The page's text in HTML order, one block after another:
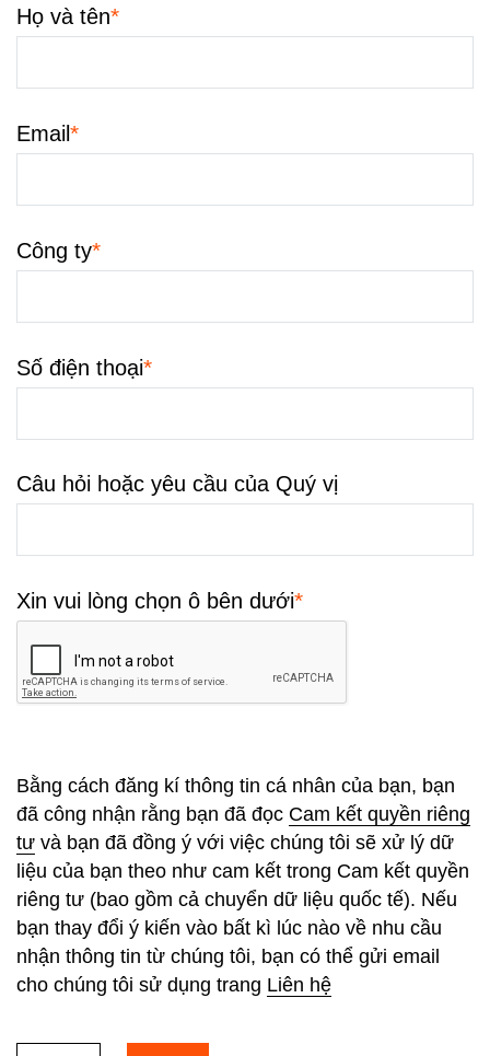
Họ và tên*
Email*
Công ty*
Số điện thoại*
Câu hỏi hoặc yêu cầu của Quý vị
Xin vui lòng chọn ô bên dưới*
Bằng cách đăng kí thông tin cá nhân của bạn, bạn
đã công nhận rằng bạn đã đọc Cam kết quyền riêng
tư và bạn đã đồng ý với việc chúng tôi sẽ xử lý dữ
liệu của bạn theo như cam kết trong Cam kết quyền
riêng tư (bao gồm cả chuyển dữ liệu quốc tế). Nếu
bạn thay đổi ý kiến vào bất kì lúc nào về nhu cầu
nhận thông tin từ chúng tôi, bạn có thể gửi email
cho chúng tôi sử dụng trang Liên hệ